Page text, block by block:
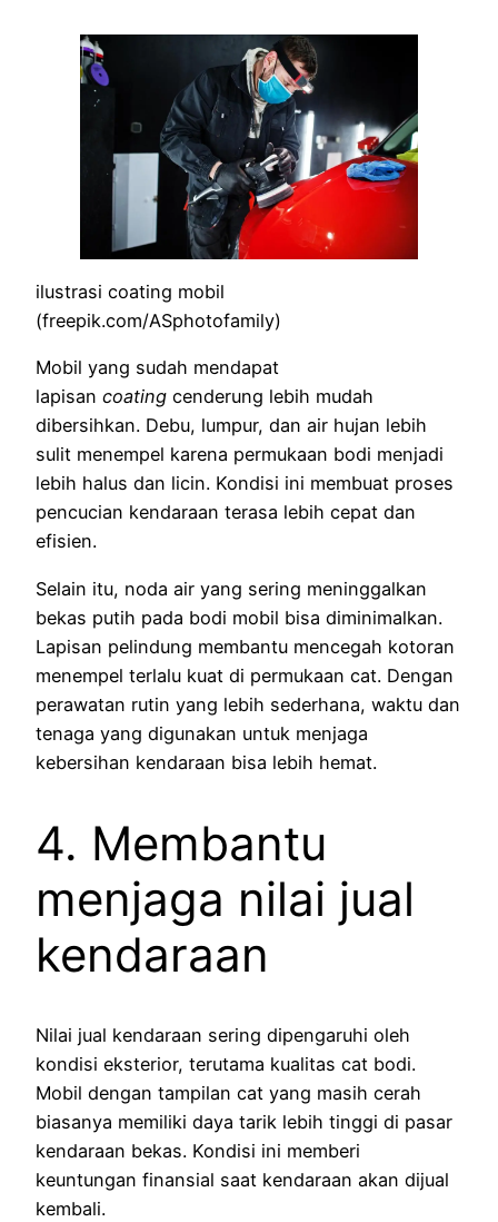
ilustrasi coating mobil
(freepik.com/ASphotofamily)
Mobil yang sudah mendapat
lapisan coating cenderung lebih mudah
dibersihkan. Debu, lumpur, dan air hujan lebih
sulit menempel karena permukaan bodi menjadi
lebih halus dan licin. Kondisi ini membuat proses
pencucian kendaraan terasa lebih cepat dan
efisien.
Selain itu, noda air yang sering meninggalkan
bekas putih pada bodi mobil bisa diminimalkan.
Lapisan pelindung membantu mencegah kotoran
menempel terlalu kuat di permukaan cat. Dengan
perawatan rutin yang lebih sederhana, waktu dan
tenaga yang digunakan untuk menjaga
kebersihan kendaraan bisa lebih hemat.
4. Membantu
menjaga nilai jual
kendaraan
Nilai jual kendaraan sering dipengaruhi oleh
kondisi eksterior, terutama kualitas cat bodi.
Mobil dengan tampilan cat yang masih cerah
biasanya memiliki daya tarik lebih tinggi di pasar
kendaraan bekas. Kondisi ini memberi
keuntungan finansial saat kendaraan akan dijual
kembali.